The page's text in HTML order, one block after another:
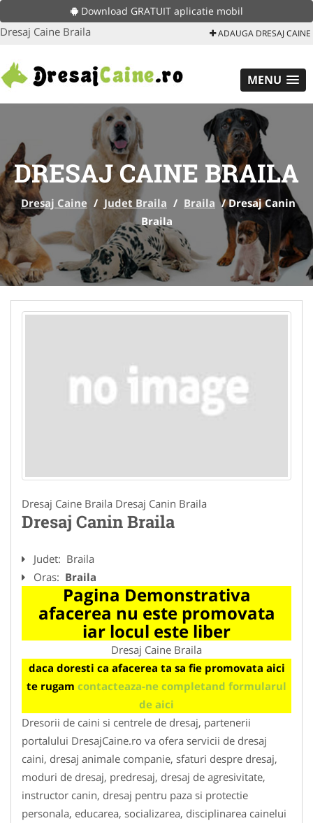
Download GRATUIT aplicatie mobil
Dresaj Caine Braila ADAUGA DRESAJ CAINE
MENU
DRESAJ CAINE BRAILA
Dresaj Caine / Judet Braila / Braila /Dresaj Canin
Braila
Dresaj Caine Braila Dresaj Canin Braila
Dresaj Canin Braila
Judet: Braila
Oras: Braila
Pagina Demonstrativa
afacerea nu este promovata
iar locul este liber
Dresaj Caine Braila
daca doresti ca afacerea ta sa fie promovata aici
te rugam contacteaza-ne completand formularul
de aici
Dresorii de caini si centrele de dresaj, partenerii
portalului DresajCaine.ro va ofera servicii de dresaj
caini, dresaj animale companie, sfaturi despre dresaj,
moduri de dresaj, predresaj, dresaj de agresivitate,
instructor canin, dresaj pentru paza si protectie
personala, educarea, socializarea, disciplinarea cainelui